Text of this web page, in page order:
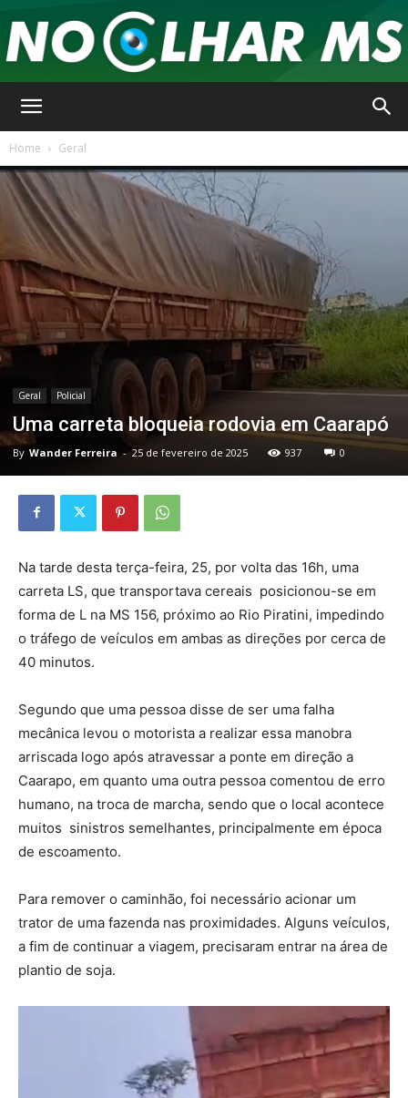
Olhar
MS
Home Geral
Geral Policial
Uma carreta bloqueia rodovia em Caarapó
By Wander Ferreira - 25 de fevereiro de 2025 937 0
Na tarde desta terça-feira, 25, por volta das 16h, uma
carreta LS, que transportava cereais posicionou-se em
forma de L na MS 156, próximo ao Rio Piratini, impedindo
o tráfego de veículos em ambas as direções por cerca de
40 minutos.
Segundo que uma pessoa disse de ser uma falha
mecânica levou o motorista a realizar essa manobra
arriscada logo após atravessar a ponte em direção a
Caarapo, em quanto uma outra pessoa comentou de erro
humano, na troca de marcha, sendo que o local acontece
muitos sinistros semelhantes, principalmente em época
de escoamento.
Para remover o caminhão, foi necessário acionar um
trator de uma fazenda nas proximidades. Alguns veículos,
a fim de continuar a viagem, precisaram entrar na área de
plantio de soja.